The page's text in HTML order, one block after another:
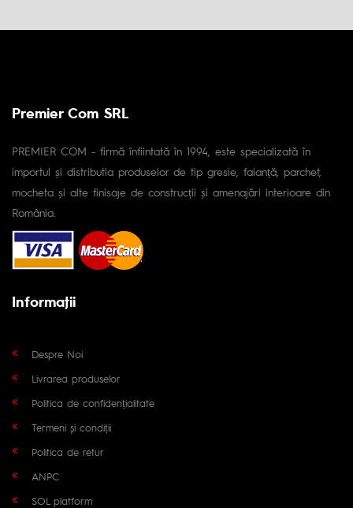
Premier Com SRL
PREMIER COM - firmă înfiintată în 1994, este specializată în
importul și distributia produselor de tip gresie, faianță, parchet,
mocheta și alte finisaje de construcții și amenajări interioare din
România.
Informaţii
Despre Noi
Livrarea produselor
Politica de confidențialitate
Termeni și condiții
Politica de retur
ANPC
SOL platform